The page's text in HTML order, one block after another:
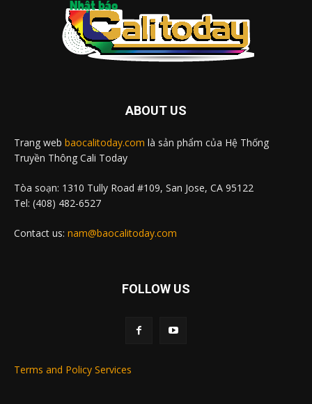
ABOUT US
Trang web baocalitoday.com là sản phẩm của Hệ Thống
Truyền Thông Cali Today
Tòa soạn: 1310 Tully Road #109, San Jose, CA 95122
Tel: (408) 482-6527
Contact us: nam@baocalitoday.com
FOLLOW US
Terms and Policy Services